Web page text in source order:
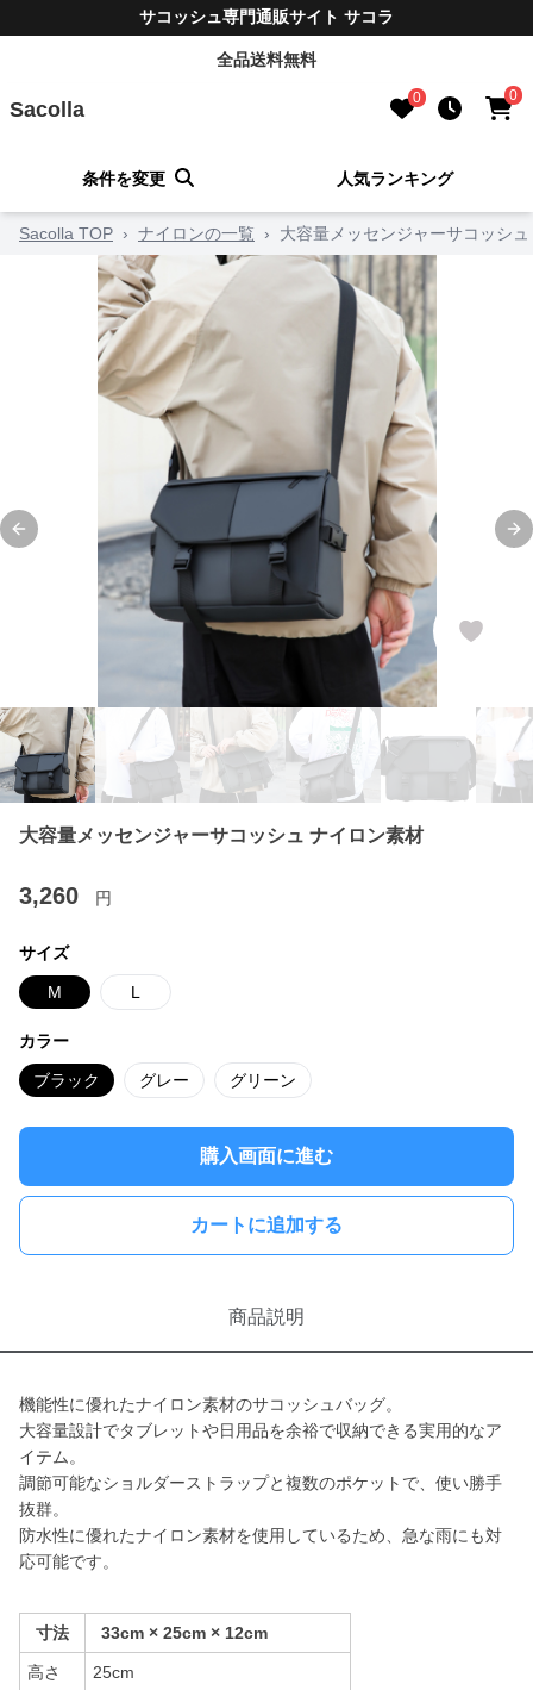
サコッシュ専門通販サイト サコラ
全品送料無料
Sacolla 0 0
条件を変更 人気ランキング
Sacolla TOP › ナイロンの一覧 › 大容量メッセンジャーサコッシ
Previous slide
大容量メッセンジャーサコッシュ ナイロン素材
3,260 円
サイズ
M L
カラー
ブラック グレー グリーン
購入画面に進む
カートに追加する
商品説明
機能性に優れたナイロン素材のサコッシュバッグ。
大容量設計でタブレットや日用品を余裕で収納できる実用的なア
イテム。
調節可能なショルダーストラップと複数のポケットで、使い勝手
抜群。
防水性に優れたナイロン素材を使用しているため、急な雨にも対
応可能です。
寸法 33cm × 25cm × 12cm
高さ 25cm